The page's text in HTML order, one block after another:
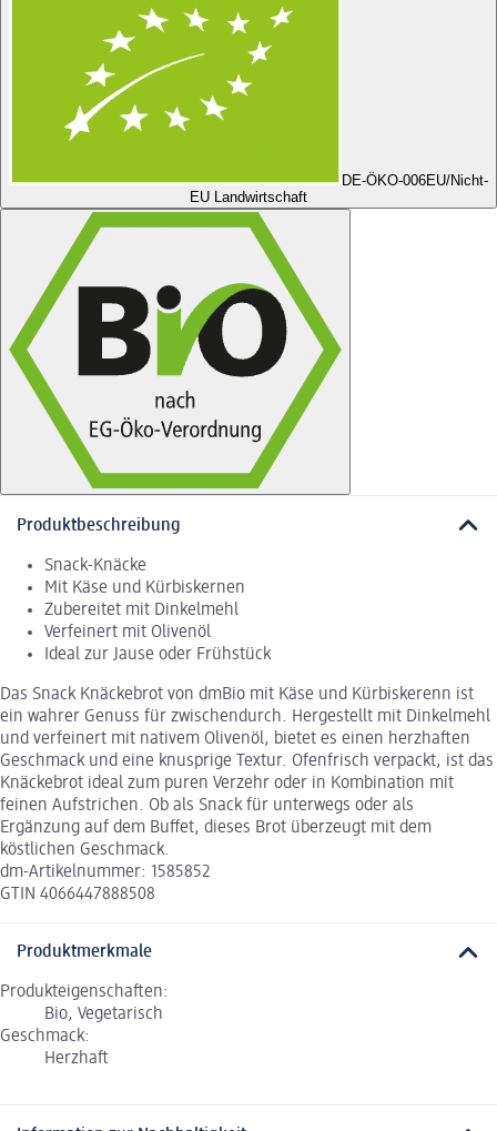
DE-ÖKO-006EU/Nicht-
EU Landwirtschaft
Produktbeschreibung
Snack-Knäcke
Mit Käse und Kürbiskernen
Zubereitet mit Dinkelmehl
Verfeinert mit Olivenöl
Ideal zur Jause oder Frühstück
Das Snack Knäckebrot von dmBio mit Käse und Kürbiskerenn ist
ein wahrer Genuss für zwischendurch. Hergestellt mit Dinkelmehl
und verfeinert mit nativem Olivenöl, bietet es einen herzhaften
Geschmack und eine knusprige Textur. Ofenfrisch verpackt, ist das
Knäckebrot ideal zum puren Verzehr oder in Kombination mit
feinen Aufstrichen. Ob als Snack für unterwegs oder als
Ergänzung auf dem Buffet, dieses Brot überzeugt mit dem
köstlichen Geschmack.
dm-Artikelnummer: 1585852
GTIN 4066447888508
Produktmerkmale
Produkteigenschaften:
Bio, Vegetarisch
Geschmack:
Herzhaft